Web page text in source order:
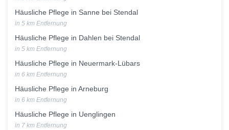
Häusliche Pflege in Sanne bei Stendal
in 5 km Entfernung
Häusliche Pflege in Dahlen bei Stendal
in 5 km Entfernung
Häusliche Pflege in Neuermark-Lübars
in 6 km Entfernung
Häusliche Pflege in Arneburg
in 6 km Entfernung
Häusliche Pflege in Uenglingen
in 7 km Entfernung